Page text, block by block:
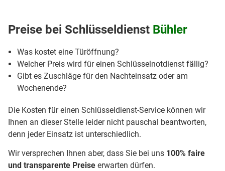
Preise bei Schlüsseldienst Bühler
Was kostet eine Türöffnung?
Welcher Preis wird für einen Schlüsselnotdienst fällig?
Gibt es Zuschläge für den Nachteinsatz oder am
Wochenende?
Die Kosten für einen Schlüsseldienst-Service können wir
Ihnen an dieser Stelle leider nicht pauschal beantworten,
denn jeder Einsatz ist unterschiedlich.
Wir versprechen Ihnen aber, dass Sie bei uns 100% faire
und transparente Preise erwarten dürfen.